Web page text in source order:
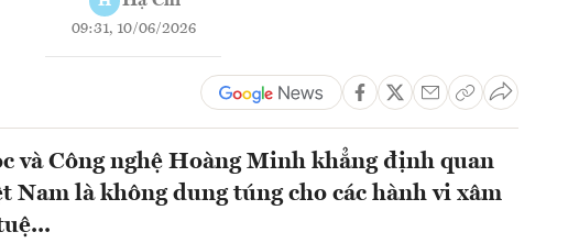
09:31, 10/06/2026
và Công nghệ Hoàng Minh khẳng định quan
Nam là không dung túng cho các hành vi xâm